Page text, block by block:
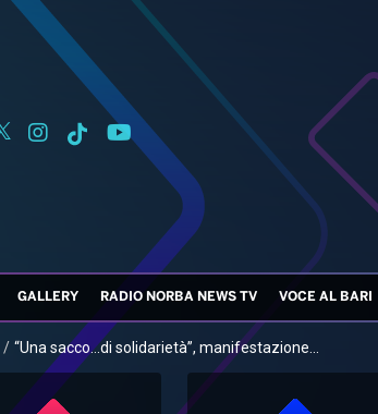
GALLERY RADIO NORBA NEWS TV VOCE AL BARI
/ “Una sacco…di solidarietà”, manifestazione...